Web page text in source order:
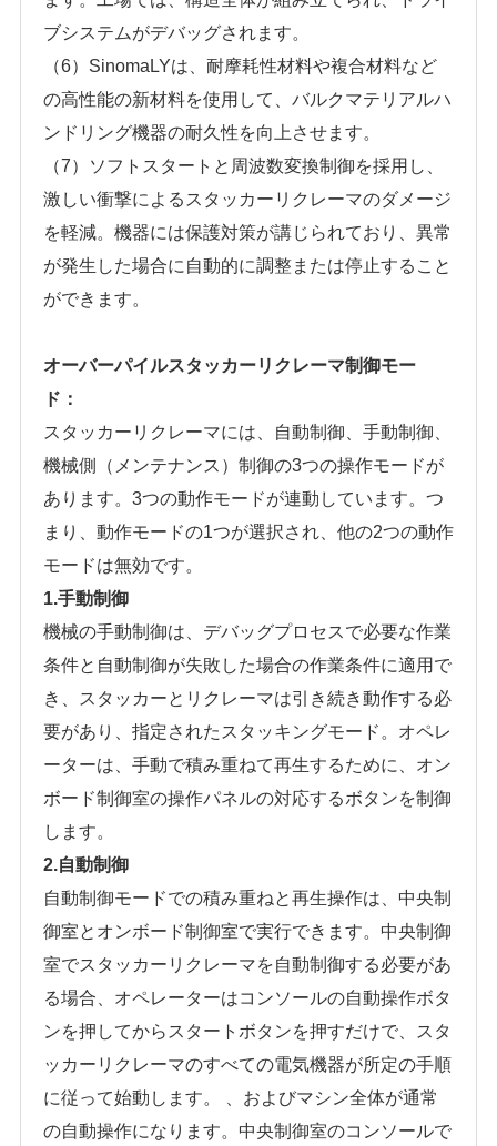
ブシステムがデバッグされます。
（6） SinomaLYは、耐摩耗性材料や複合材料など
の高性能の新材料を使用して、バルクマテリアルハ
ンドリング機器の耐久性を向上させます。
（7）
ソフトスタートと周波数変換制御を採用し、
激しい衝撃によるスタッカーリクレーマのダメージ
を軽減。機器には保護対策が講じられており、異常
が発生した場合に自動的に調整または停止すること
ができます。
オーバーパイルスタッカーリクレーマ制御モー
ド：
スタッカーリクレーマには、自動制御、手動制御、
機械側（メンテナンス）制御の3つの操作モードが
あります。3つの動作モードが連動しています。つ
まり、動作モードの1つが選択され、他の2つの動作
モードは無効です。
1.手動制御
機械の手動制御は、デバッグプロセスで必要な作業
条件と自動制御が失敗した場合の作業条件に適用で
き、スタッカーとリクレーマは引き続き動作する必
要があり、指定されたスタッキングモード。オペレ
ーターは、手動で積み重ねて再生するために、オン
ボード制御室の操作パネルの対応するボタンを制御
します。
2.自動制御
自動制御モードでの積み重ねと再生操作は、中央制
御室とオンボード制御室で実行できます。中央制御
室でスタッカーリクレーマを自動制御する必要があ
る場合、オペレーターはコンソールの自動操作ボタ
ンを押してからスタートボタンを押すだけで、スタ
ッカーリクレーマのすべての電気機器が所定の手順
に従って始動します。 、およびマシン全体が通常
の自動操作になります。中央制御室のコンソールで